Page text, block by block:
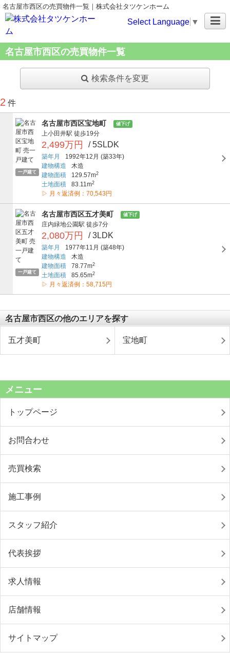
名古屋市西区の売買物件一覧｜株式会社タツケンホーム
Select Language ▼
名古屋市西区の売買物件一覧
検索条件を変更
2 件
一戸建て
名古屋市西区宝地町 値下げ
上小田井駅 徒歩19分
2,499万円 / 5SLDK
築年月 1992年12月 (築33年)
建物構造
木造
建物面積
129.57m2
土地面積 83.11m2
▷ 月々返済例：70,543円
一戸建て
名古屋市西区五才美町 値下げ
庄内緑地公園駅 徒歩7分
2,080万円 / 3LDK
築年月 1977年11月 (築48年)
建物構造
木造
建物面積
78.77m2
土地面積 85.65m2
▷ 月々返済例：58,715円
名古屋市西区の他のエリアを探す
五才美町 宝地町
メニュー
トップページ
お問合わせ
売買検索
施工事例
スタッフ紹介
代表挨拶
求人情報
店舗情報
サイトマップ